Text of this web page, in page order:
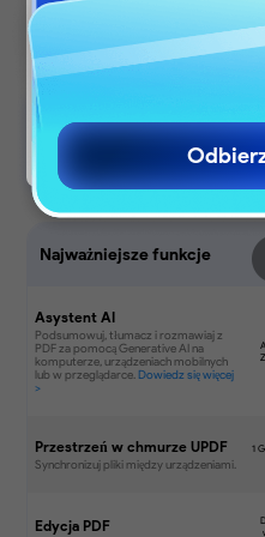
relevant pricing,
Continue
Continue
Najważniejsze funkcje
Asystent AI
Przestrzeń w chmurze UPDF
Edycja PDF